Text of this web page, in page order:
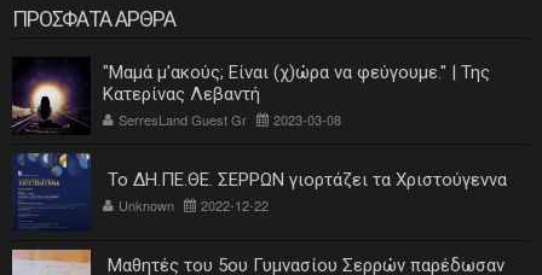
ΠΡΟΣΦΑΤΑ ΑΡΘΡΑ
"Μαμά μ'ακούς; Είναι (χ)ώρα να φεύγουμε." | Της
Κατερίνας Λεβαντή
SerresLand Guest Gr 2023-03-08
Το ΔΗ.ΠΕ.ΘΕ. ΣΕΡΡΩΝ γιορτάζει τα Χριστούγεννα
Unknown 2022-12-22
Μαθητές του 5ου Γυμνασίου Σερρών παρέδωσαν